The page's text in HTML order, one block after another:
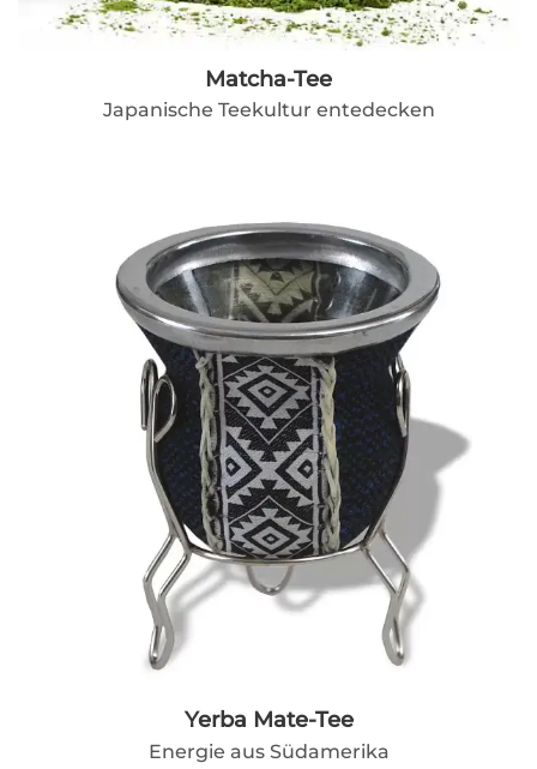
Matcha-Tee
Japanische Teekultur entedecken
Yerba Mate-Tee
Energie aus Südamerika